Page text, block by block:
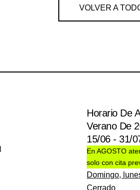
VOLVER A
Horario De
Verano De
15/06 - 31/
En AGOSTO
solo con cita
Domingo,
Cerrado